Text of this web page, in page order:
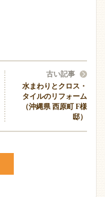
古い記事
水まわりとクロス・
タイルのリフォーム
（沖縄県 西原町 F様
邸）